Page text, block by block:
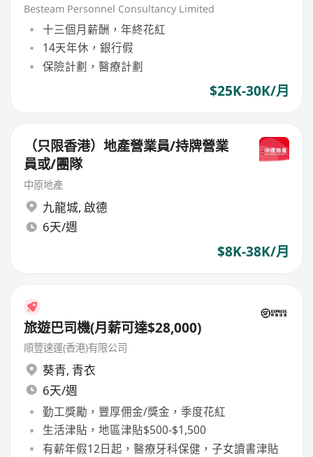
Besteam Personnel Consultancy Limited
十三個月薪酬，年終花紅
14天年休，銀行假
保險計劃，醫療計劃
$25K-30K/月
（只限香港）地產營業員/持牌營業
員或/團隊
中原地產
九龍城, 啟德
6天/週
$8K-38K/月
旅遊巴司機(月薪可達$28,000)
順豐速運(香港)有限公司
葵青, 青衣
6天/週
勤工獎勵，豐厚佣金/獎金，季度花紅
生活津貼，地區津貼$500-$1,500
有薪年假12日起，醫療牙科保健，子女讀書津貼